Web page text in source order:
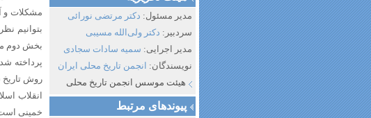
مدیر مسئول: دکتر مرتضی نورائی
سردبیر: دکتر ولی‌الله مسیبی
مدیر اجرایی: سمیه سادات سجادی
نویسندگان: انجمن تاریخ محلی ایران
هیئت موسس انجمن تاریخ محلی
پیوند‌های مرتبط
مشکلات و
بتوانیم
بخش دوم
پرداخته
روش تاریخ
انقلاب
خمینی